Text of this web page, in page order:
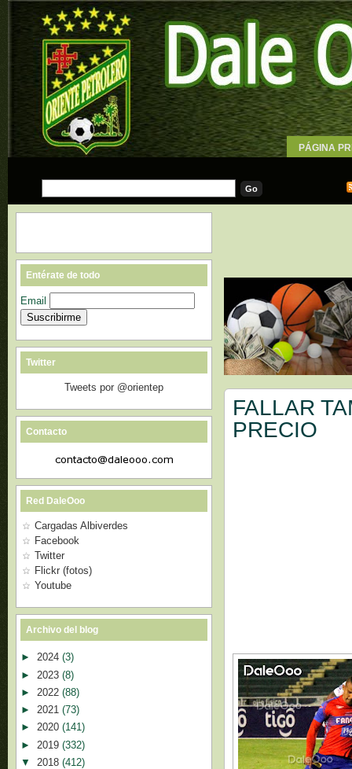
PÁGINA
FALLAR
PRECIO
Entérate de todo
Email
Twitter
Tweets por @orientep
Contacto
Red DaleOoo
Cargadas Albiverdes
Facebook
Twitter
Flickr (fotos)
Youtube
Archivo del blog
► 2024 (3)
► 2023 (8)
► 2022 (88)
► 2021 (73)
► 2020 (141)
► 2019 (332)
▼ 2018 (412)